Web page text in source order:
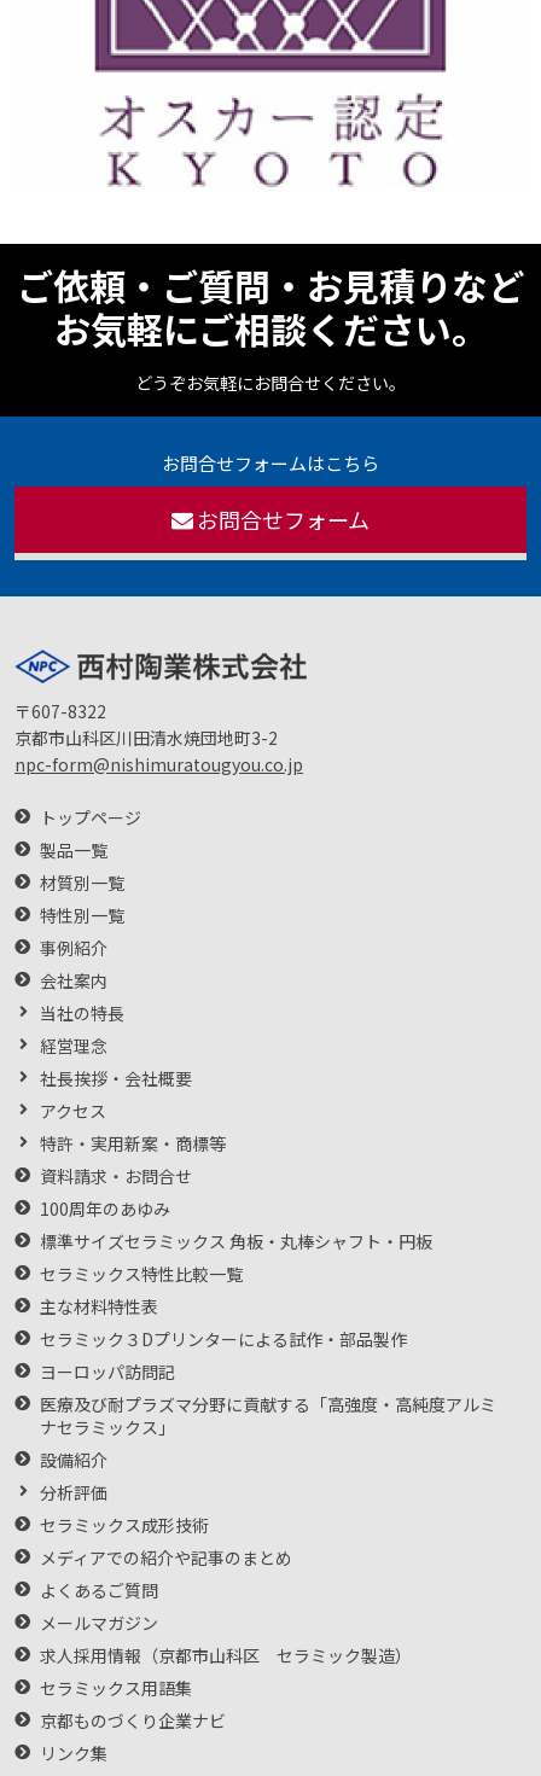
ご依頼・ご質問・お見積りなど
お気軽にご相談ください。
どうぞお気軽にお問合せください。
お問合せフォームはこちら
お問合せフォーム
〒607-8322
京都市山科区川田清水焼団地町3-2
npc-form@nishimuratougyou.co.jp
トップページ
製品一覧
材質別一覧
特性別一覧
事例紹介
会社案内
当社の特長
経営理念
社長挨拶・会社概要
アクセス
特許・実用新案・商標等
資料請求・お問合せ
100周年のあゆみ
標準サイズセラミックス 角板・丸棒シャフト・円板
セラミックス特性比較一覧
主な材料特性表
セラミック３Dプリンターによる試作・部品製作
ヨーロッパ訪問記
医療及び耐プラズマ分野に貢献する「高強度・高純度アルミ
ナセラミックス」
設備紹介
分析評価
セラミックス成形技術
メディアでの紹介や記事のまとめ
よくあるご質問
メールマガジン
求人採用情報（京都市山科区 セラミック製造）
セラミックス用語集
京都ものづくり企業ナビ
リンク集